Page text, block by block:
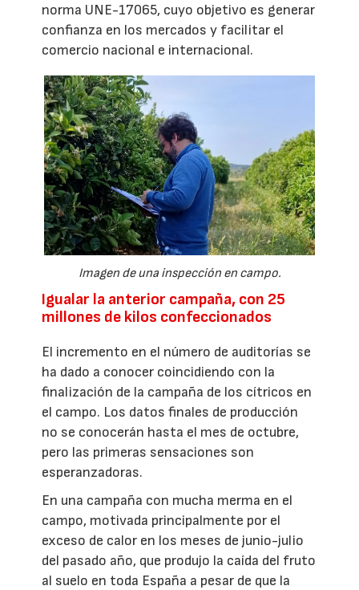
norma UNE-17065, cuyo objetivo es generar
confianza en los mercados y facilitar el
comercio nacional e internacional.
Imagen de una inspección en campo.
Igualar la anterior campaña, con 25
millones de kilos confeccionados
El incremento en el número de auditorías se
ha dado a conocer coincidiendo con la
finalización de la campaña de los cítricos en
el campo. Los datos finales de producción
no se conocerán hasta el mes de octubre,
pero las primeras sensaciones son
esperanzadoras.
En una campaña con mucha merma en el
campo, motivada principalmente por el
exceso de calor en los meses de junio-julio
del pasado año, que produjo la caída del fruto
al suelo en toda España a pesar de que la